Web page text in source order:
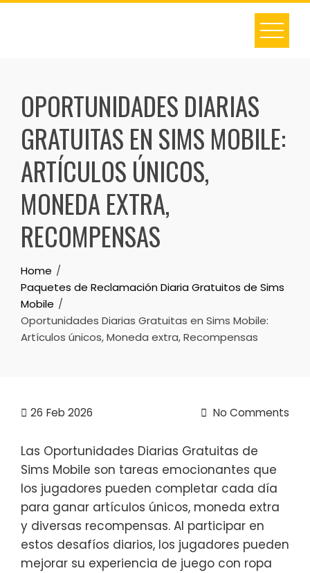
Skip
OPORTUNIDADES DIARIAS
GRATUITAS EN SIMS MOBILE:
ARTÍCULOS ÚNICOS,
MONEDA EXTRA,
RECOMPENSAS
Home
Paquetes de Reclamación Diaria Gratuitos de Sims
Mobile
Oportunidades Diarias Gratuitas en Sims Mobile:
Artículos únicos, Moneda extra, Recompensas
26 Feb 2026 No Comments
Las Oportunidades Diarias Gratuitas de
Sims Mobile son tareas emocionantes que
los jugadores pueden completar cada día
para ganar artículos únicos, moneda extra
y diversas recompensas. Al participar en
estos desafíos diarios, los jugadores pueden
mejorar su experiencia de juego con ropa